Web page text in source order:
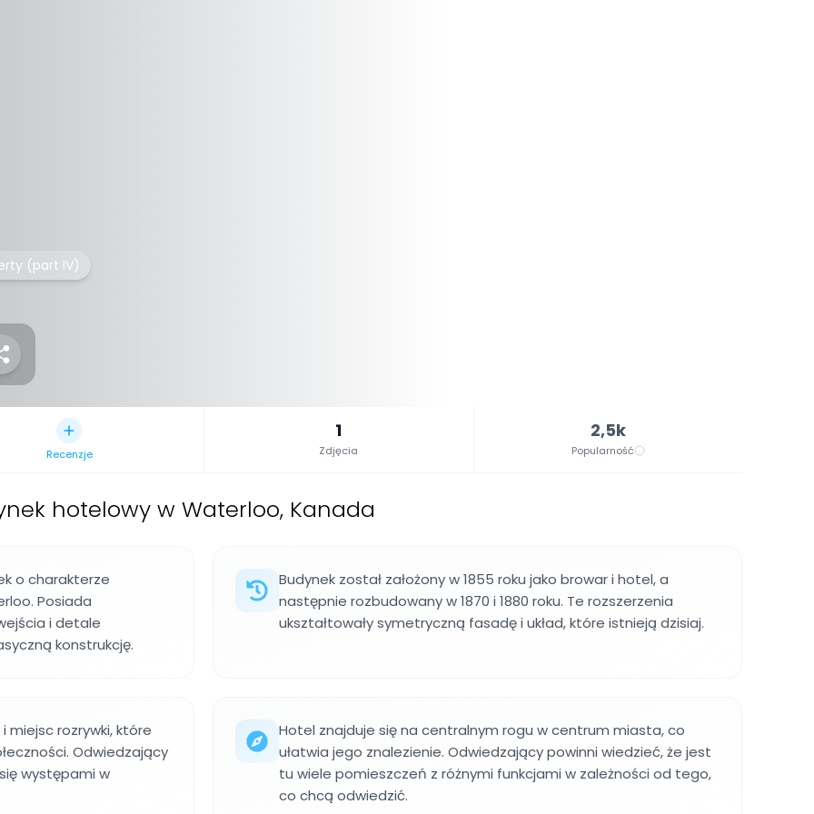
(part IV)
Recenzje
1
Zdjęcia
2,5k
Popularność
hotelowy w Waterloo, Kanada
o charakterze
Posiada
i detale
konstrukcję.
Budynek został założony w 1855 roku jako browar i hotel, a
następnie rozbudowany w 1870 i 1880 roku. Te rozszerzenia
ukształtowały symetryczną fasadę i układ, które istnieją dzisiaj.
miejsc rozrywki, które
Odwiedzający
występami w
Hotel znajduje się na centralnym rogu w centrum miasta, co
ułatwia jego znalezienie. Odwiedzający powinni wiedzieć, że jest
tu wiele pomieszczeń z różnymi funkcjami w zależności od tego,
co chcą odwiedzić.